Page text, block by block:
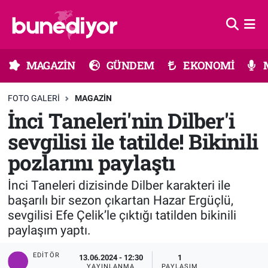
MAGAZİN GÜNDEM EKONOMİ
FOTO GALERI MAGAZIN
İnci Taneleri'nin Dilber'i
sevgilisi ile tatilde! Bikinili
pozlarını paylaştı
İnci Taneleri dizisinde Dilber karakteri ile
başarılı bir sezon çıkartan Hazar Ergüçlü,
sevgilisi Efe Çelik’le çıktığı tatilden bikinili
paylaşım yaptı.
EDITÖR 13.06.2024 - 12:30
YAYINLANMA
1
PAYLAŞIM
Gündem
Moda
Kültür Sanat
Magazin
Müzik
MÜZİK
MODA
SAĞLIK
TEKNOLOJİ
TV MEDYA
Tüm Manşetler
Son Dakika Haberleri
Haber Arşivi